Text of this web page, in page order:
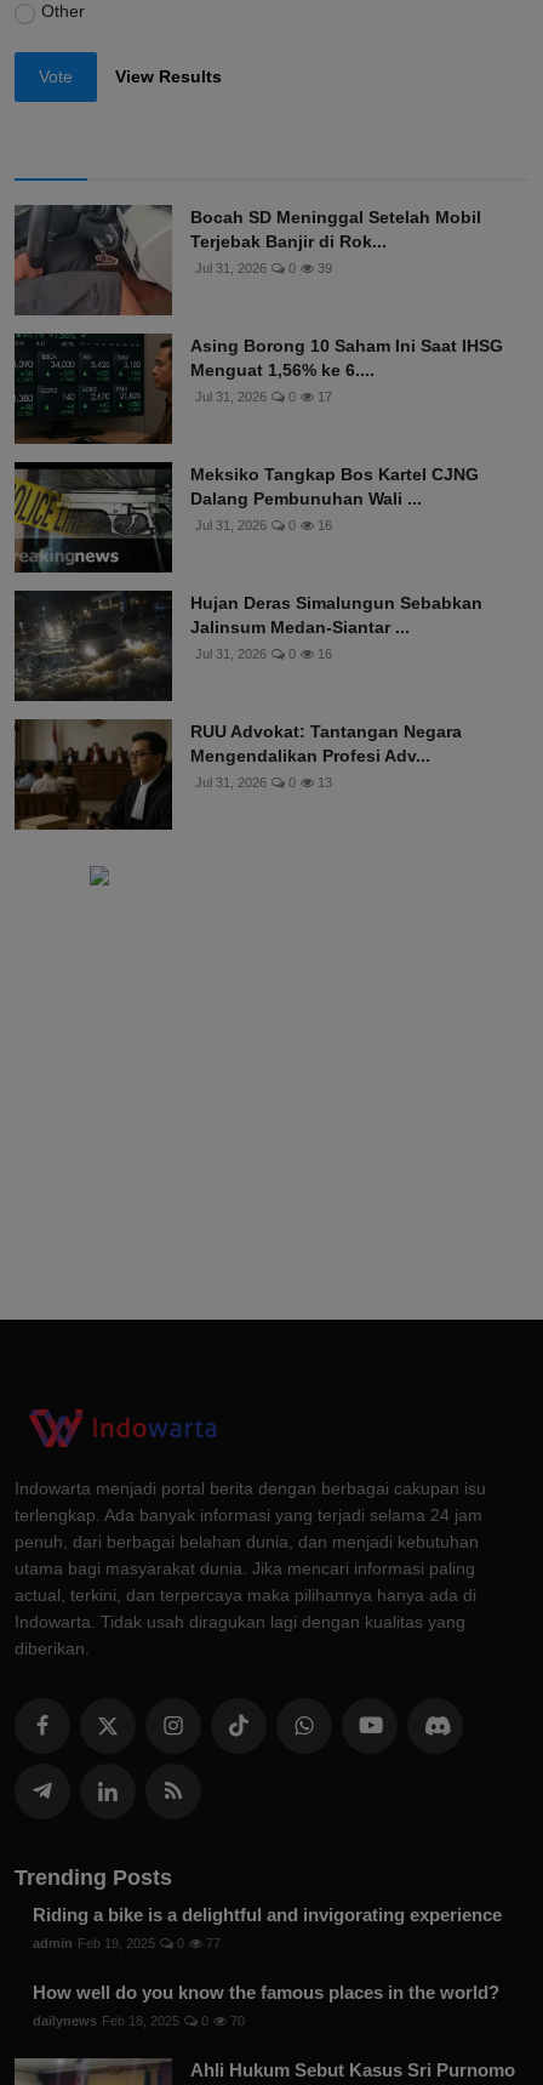
Other
Vote View Results
Bocah SD Meninggal Setelah Mobil
Terjebak Banjir di Rok...
Jul 31, 2026 0 39
Asing Borong 10 Saham Ini Saat IHSG
Menguat 1,56% ke 6....
Jul 31, 2026 0 17
Meksiko Tangkap Bos Kartel CJNG
Dalang Pembunuhan Wali ...
Jul 31, 2026 0 16
Hujan Deras Simalungun Sebabkan
Jalinsum Medan-Siantar ...
Jul 31, 2026 0 16
RUU Advokat: Tantangan Negara
Mengendalikan Profesi Adv...
Jul 31, 2026 0 13
Indowarta menjadi portal berita dengan berbagai cakupan isu
terlengkap. Ada banyak informasi yang terjadi selama 24 jam
penuh, dari berbagai belahan dunia, dan menjadi kebutuhan
utama bagi masyarakat dunia. Jika mencari informasi paling
actual, terkini, dan terpercaya maka pilihannya hanya ada di
Indowarta. Tidak usah diragukan lagi dengan kualitas yang
diberikan.
Trending Posts
Riding a bike is a delightful and invigorating experience
admin Feb 19, 2025 0 77
How well do you know the famous places in the world?
dailynews Feb 18, 2025 0 70
Ahli Hukum Sebut Kasus Sri Purnomo